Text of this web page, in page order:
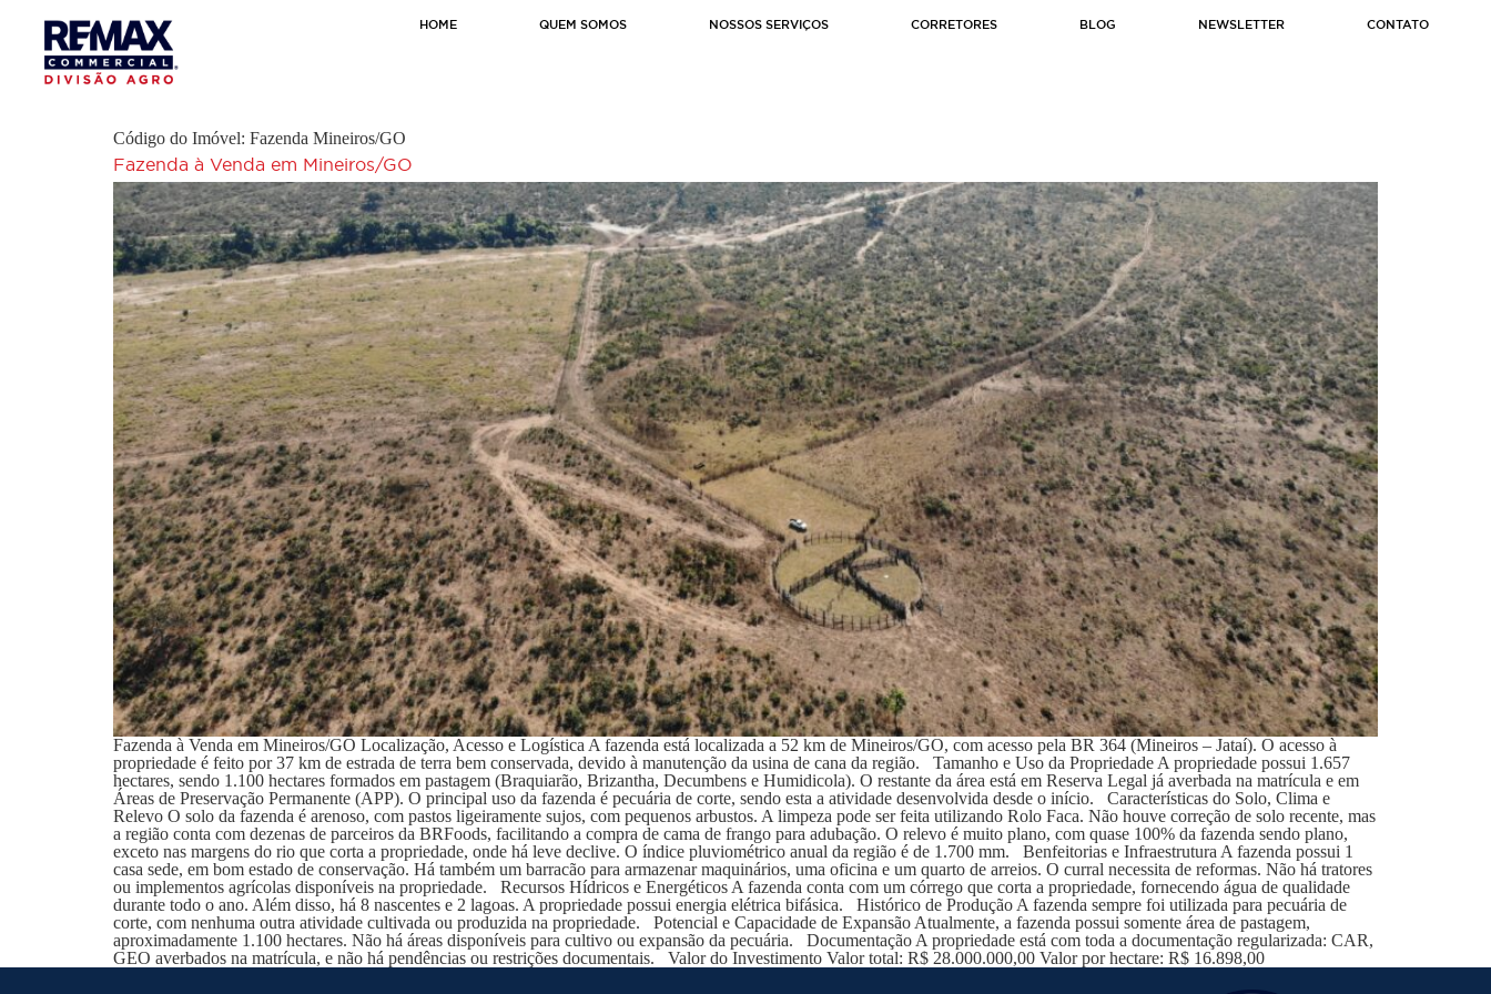
HOME QUEM SOMOS NOSSOS SERVIÇOS CORRETORES BLOG NEWSLETTER CONTATO
Código do Imóvel: Fazenda Mineiros/GO
Fazenda à Venda em Mineiros/GO
Fazenda à Venda em Mineiros/GO Localização, Acesso e Logística A fazenda está localizada a 52 km de Mineiros/GO, com acesso pela BR 364 (Mineiros – Jataí). O acesso à
propriedade é feito por 37 km de estrada de terra bem conservada, devido à manutenção da usina de cana da região. Tamanho e Uso da Propriedade A propriedade possui 1.657
hectares, sendo 1.100 hectares formados em pastagem (Braquiarão, Brizantha, Decumbens e Humidicola). O restante da área está em Reserva Legal já averbada na matrícula e em
Áreas de Preservação Permanente (APP). O principal uso da fazenda é pecuária de corte, sendo esta a atividade desenvolvida desde o início. Características do Solo, Clima e
Relevo O solo da fazenda é arenoso, com pastos ligeiramente sujos, com pequenos arbustos. A limpeza pode ser feita utilizando Rolo Faca. Não houve correção de solo recente, mas
a região conta com dezenas de parceiros da BRFoods, facilitando a compra de cama de frango para adubação. O relevo é muito plano, com quase 100% da fazenda sendo plano,
exceto nas margens do rio que corta a propriedade, onde há leve declive. O índice pluviométrico anual da região é de 1.700 mm. Benfeitorias e Infraestrutura A fazenda possui 1
casa sede, em bom estado de conservação. Há também um barracão para armazenar maquinários, uma oficina e um quarto de arreios. O curral necessita de reformas. Não há tratores
ou implementos agrícolas disponíveis na propriedade. Recursos Hídricos e Energéticos A fazenda conta com um córrego que corta a propriedade, fornecendo água de qualidade
durante todo o ano. Além disso, há 8 nascentes e 2 lagoas. A propriedade possui energia elétrica bifásica. Histórico de Produção A fazenda sempre foi utilizada para pecuária de
corte, com nenhuma outra atividade cultivada ou produzida na propriedade. Potencial e Capacidade de Expansão Atualmente, a fazenda possui somente área de pastagem,
aproximadamente 1.100 hectares. Não há áreas disponíveis para cultivo ou expansão da pecuária. Documentação A propriedade está com toda a documentação regularizada: CAR,
GEO averbados na matrícula, e não há pendências ou restrições documentais. Valor do Investimento Valor total: R$ 28.000.000,00 Valor por hectare: R$ 16.898,00